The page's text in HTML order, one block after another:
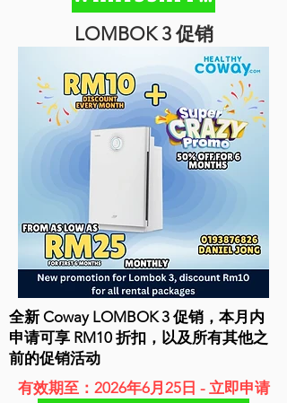
LOMBOK 3 促销
全新 Coway LOMBOK 3 促销，本月内
申请可享 RM10 折扣，以及所有其他之
前的促销活动
有效期至：2026年6月25日 - 立即申请